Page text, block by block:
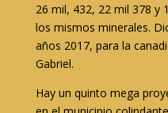
26 mil, 432, 22 mil 378 y
los mismos minerales.
años 2017, para la
Gabriel.
Hay un quinto mega